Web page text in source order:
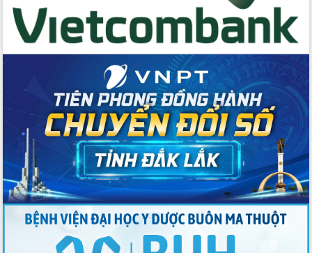
Lương Văn Chánh năm 2026
Phó Bí thư Tỉnh ủy Đắk Lắk Đỗ Hữu
Huy giữ chức Bí thư Đảng ủy Ủy Ban
Nhân dân tỉnh
Bệnh án điện tử thúc đẩy chuyển đổi
số y tế tại Đắk Lắk
Chuyển đổi số thư viện: Mở rộng
không gian tri thức trong thời đại số
Đánh giá, rút kinh nghiệm công tác tổ
chức diễn tập trước ngày bầu cử
Chương trình “Gặp gỡ hữu nghị –
Friendship Meeting New Year 2026”
Bầu cử Quốc hội và HĐND: Cử tri Đắk
Lắk gửi gắm niềm tin, kỳ vọng vào lá
phiếu
Đắk Lắk sẵn sàng các điều kiện cho